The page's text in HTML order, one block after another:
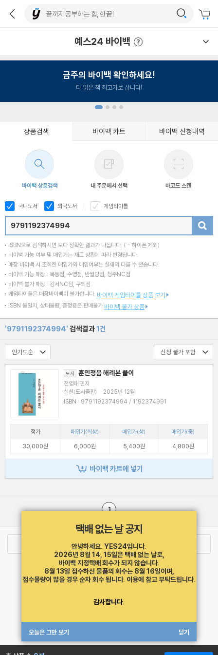
예스24 바이백
금주의 바이백 확인하세요!
다 읽은 책 최고가로 삽니다!
상품검색 바이백 카트 바이백 신청내역
바이백 상품검색 내 주문에서 선택 바코드 스캔
국내도서 외국도서 게임타이틀
ISBN으로 검색하시면 보다 정확한 결과가 나옵니다. ( - 하이픈 제외)
바이백 가능 여부 및 매입가는 재고 상황에 따라 변경됩니다.
매장 바이백 시 조회한 매입가와 매입여부는 실제와 다를 수 있습니다.
바이백 가능 매장 : 목동점, 수영점, 반월당점, 청주NC점
바이백 불가 매장 : 강서NC점, 구의점
게임타이틀은 매장바이백이 불가합니다. 바이백 게임타이틀 상품 보기
ISBN 불일치, 상태불량, 증정용은 판매불가 바이백 불가 상품
'9791192374994' 검색결과1건
도서 훈민정음 해례본 풀이
전영태 편저
실천(도서출판) | 2025년 12월
ISBN : 9791192374994 / 1192374991
정가 매입가(최상) 매입가(상)
매입가(중)
30,000원
6,000원 5,400원 4,800원
바이백 카트에 넣기
1
택배 없는 날 공지
안녕하세요. YES24입니다.
2026년 8월 14, 15일은 택배 없는 날로,
바이백 지정택배 회수가 되지 않습니다.
8월 13일 접수하신 물품의 회수는 8월 16일이며,
접수물량이 많을 경우 순차 회수 됩니다. 이용에 참고 부탁드립니다.
감사합니다.
오늘은 그만 보기 닫기
최근 본 상품
고객센터 1544-3800 티켓 1544-6399
중고샵 1566-4295
eBook 1:1문의/채팅상담
개인정보처리방침
도서홍보
광고
MATOM2